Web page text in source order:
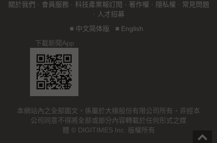
關於我們 · 會員服務 · 科技產業報訂閱 · 著作權 · 隱私權 · 常見問題
· 人才招募
■ 中文简体版 ■ English
下載新聞App
本網站內之全部圖文，係屬於大椽股份有限公司所有，非經本
公司同意不得將全部或部分內容轉載於任何形式之媒
體 © DIGITIMES Inc. 版權所有